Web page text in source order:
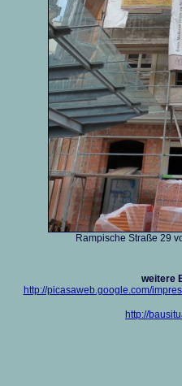
Rampische Straße 29
weitere
http://picasaweb.google.com/
http://